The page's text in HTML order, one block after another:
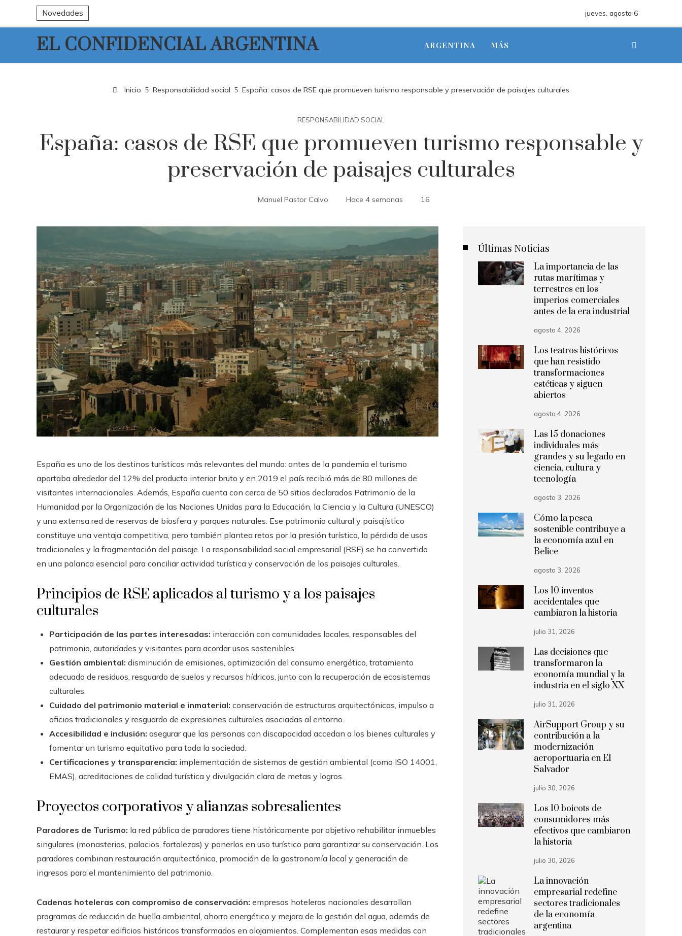
Novedades jueves, agosto 6
EL CONFIDENCIAL ARGENTINA ARGENTINA MÁS
Inicio Responsabilidad social España: casos de RSE que promueven turismo responsable y preservación de paisajes culturales
RESPONSABILIDAD SOCIAL
España: casos de RSE que promueven turismo responsable y
preservación de paisajes culturales
Manuel Pastor Calvo Hace 4 semanas 16
España es uno de los destinos turísticos más relevantes del mundo: antes de la pandemia el turismo
aportaba alrededor del 12% del producto interior bruto y en 2019 el país recibió más de 80 millones de
visitantes internacionales. Además, España cuenta con cerca de 50 sitios declarados Patrimonio de la
Humanidad por la Organización de las Naciones Unidas para la Educación, la Ciencia y la Cultura (UNESCO)
y una extensa red de reservas de biosfera y parques naturales. Ese patrimonio cultural y paisajístico
constituye una ventaja competitiva, pero también plantea retos por la presión turística, la pérdida de usos
tradicionales y la fragmentación del paisaje. La responsabilidad social empresarial (RSE) se ha convertido
en una palanca esencial para conciliar actividad turística y conservación de los paisajes culturales.
Principios de RSE aplicados al turismo y a los paisajes
culturales
Participación de las partes interesadas: interacción con comunidades locales, responsables del
patrimonio, autoridades y visitantes para acordar usos sostenibles.
Gestión ambiental: disminución de emisiones, optimización del consumo energético, tratamiento
adecuado de residuos, resguardo de suelos y recursos hídricos, junto con la recuperación de ecosistemas
culturales.
Cuidado del patrimonio material e inmaterial: conservación de estructuras arquitectónicas, impulso a
oficios tradicionales y resguardo de expresiones culturales asociadas al entorno.
Accesibilidad e inclusión: asegurar que las personas con discapacidad accedan a los bienes culturales y
fomentar un turismo equitativo para toda la sociedad.
Certificaciones y transparencia: implementación de sistemas de gestión ambiental (como ISO 14001,
EMAS), acreditaciones de calidad turística y divulgación clara de metas y logros.
Proyectos corporativos y alianzas sobresalientes
Paradores de Turismo: la red pública de paradores tiene históricamente por objetivo rehabilitar inmuebles
singulares (monasterios, palacios, fortalezas) y ponerlos en uso turístico para garantizar su conservación. Los
paradores combinan restauración arquitectónica, promoción de la gastronomía local y generación de
ingresos para el mantenimiento del patrimonio.
Cadenas hoteleras con compromiso de conservación: empresas hoteleras nacionales desarrollan
programas de reducción de huella ambiental, ahorro energético y mejora de la gestión del agua, además de
restaurar y respetar edificios históricos transformados en alojamientos. Complementan esas medidas con
Últimas Noticias
La importancia de las
rutas marítimas y
terrestres en los
imperios comerciales
antes de la era industrial
agosto 4, 2026
Los teatros históricos
que han resistido
transformaciones
estéticas y siguen
abiertos
agosto 4, 2026
Las 15 donaciones
individuales más
grandes y su legado en
ciencia, cultura y
tecnología
agosto 3, 2026
Cómo la pesca
sostenible contribuye a
la economía azul en
Belice
agosto 3, 2026
Los 10 inventos
accidentales que
cambiaron la historia
julio 31, 2026
Las decisiones que
transformaron la
economía mundial y la
industria en el siglo XX
julio 31, 2026
AirSupport Group y su
contribución a la
modernización
aeroportuaria en El
Salvador
julio 30, 2026
Los 10 boicots de
consumidores más
efectivos que cambiaron
la historia
julio 30, 2026
La innovación
empresarial redefine
sectores tradicionales
de la economía
argentina